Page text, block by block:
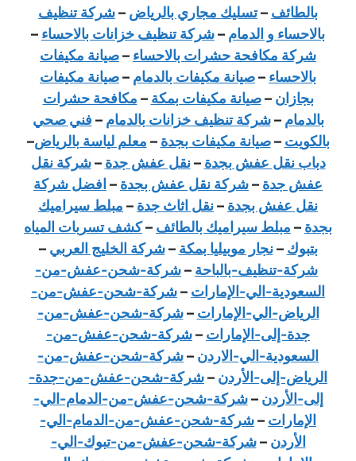
بالطائف–تسليك مجاري بالرياض–شركة تنظيف
بالاحساء و الدمام–شركة تنظيف خزانات بالاحساء–
شركة مكافحة حشرات بالاحساء–صيانة مكيفات
بالاحساء–صيانة مكيفات بالدمام–صيانة مكيفات
بجازان–صيانة مكيفات بمكة– مكافحة حشرات
بالدمام–شركة تنظيف خزانات بالدمام– فني صحي
بالكويت–صيانة مكيفات بجدة– معلم لياسة بالرياض–
دباب نقل عفش بجدة–نقل عفش جدة–شركة نقل
عفش جدة–شركة نقل عفش بجدة– افضل شركة
نقل عفش بجدة–نقل اثاث جدة– مبلط سيراميك
بجدة– مبلط سيراميك بالطائف–كشف تسربات المياه
بتبوك–نجار موبيليا بمكة–شركة الخليج العربي–
شركة-تنظيف-بالباحة–شركة-شحن-عفش-من-
السعودية-الي-الإمارات–شركة-شحن-عفش-من-
الرياض-الي-الإمارات–شركة-شحن-عفش-من-
جدة-إلى-الإمارات–شركة-شحن-عفش-من-
السعودية-الي-الاردن–شركة-شحن-عفش-من-
الرياض-إلى-الأردن–شركة-شحن-عفش-من-جدة-
إلى-الأردن–شركة-شحن-عفش-من-الدمام-الي-
الإمارات–شركة-شحن-عفش-من-الدمام-الي-
الأردن–شركة-شحن-عفش-من-تبوك-الي-